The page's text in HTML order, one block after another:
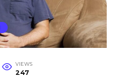
VIEWS
247